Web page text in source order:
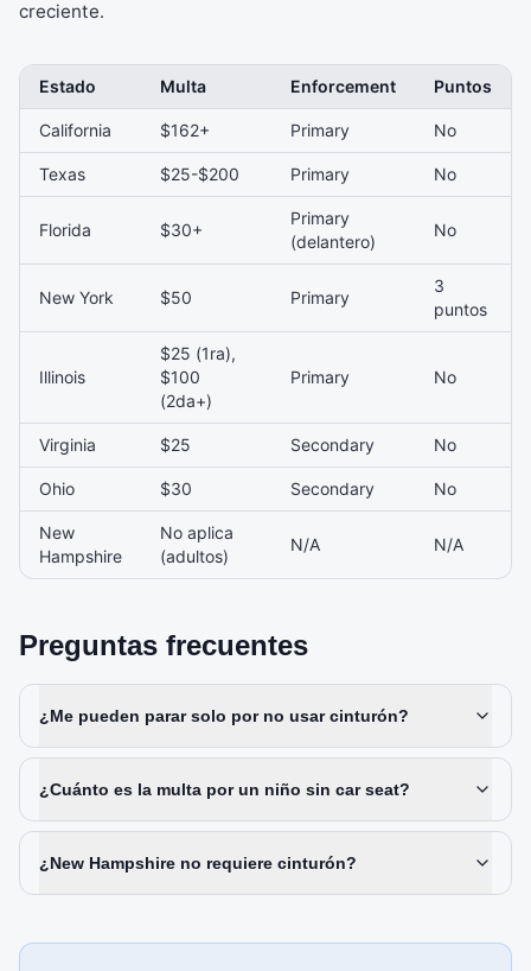
creciente.
Estado Multa Enforcement Puntos
California $162+ Primary No
Texas $25-$200 Primary No
Florida $30+
Primary
(delantero)
No
New York $50 Primary
3
puntos
Illinois
$25 (1ra),
$100
(2da+)
Primary No
Virginia $25 Secondary No
Ohio $30 Secondary No
New
Hampshire
No aplica
(adultos)
N/A N/A
Preguntas frecuentes
¿Me pueden parar solo por no usar cinturón?
¿Cuánto es la multa por un niño sin car seat?
¿New Hampshire no requiere cinturón?